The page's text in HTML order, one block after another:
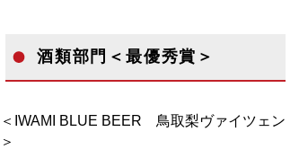
酒類部門＜最優秀賞＞
＜IWAMI BLUE BEER 鳥取梨ヴァイツェン
＞